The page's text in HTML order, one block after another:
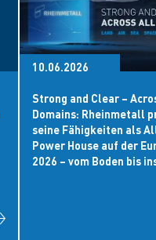
10.06.2026
Strong and Clear –
Domains: Rheinmetall
seine Fähigkeiten als
Power House auf der
2026 – vom Boden bis